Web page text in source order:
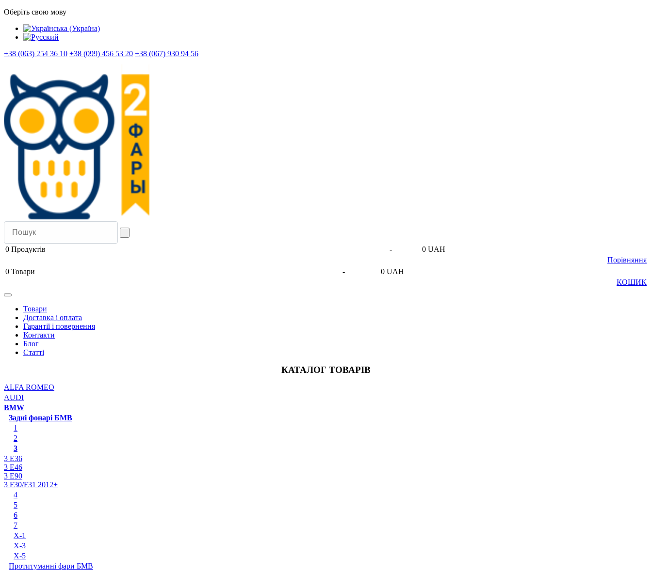
Оберіть свою мову
+38 (063) 254 36 10 +38 (099) 456 53 20 +38 (067) 930 94 56
0 Продуктів -
0 UAH
Порівняння
0 Товари -
0 UAH
КОШИК
Товари
Доставка і оплата
Гарантії і повернення
Контакти
Блог
Статті
КАТАЛОГ ТОВАРІВ
ALFA ROMEO
AUDI
BMW
Задні фонарі БМВ
1
2
3
3 E36
3 E46
3 E90
3 F30/F31 2012+
4
5
6
7
X-1
X-3
X-5
Протитуманні фари БМВ